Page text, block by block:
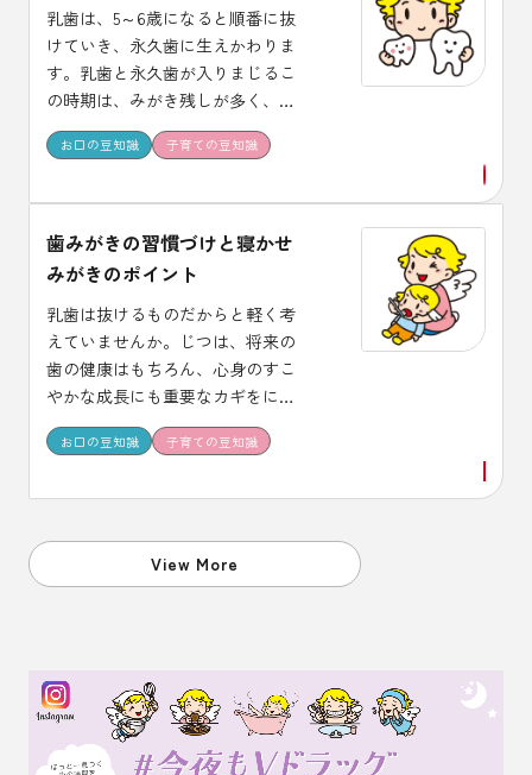
乳歯は、5～6歳になると順番に抜
けていき、永久歯に生えかわりま
す。乳歯と永久歯が入りまじるこ
の時期は、みがき残しが多く、ま
た、生えたての永久歯はむし歯に
なりやすいので、注意が必要で
にはどうしたらいいのでしょう
か。 生えかわり期の子どもを持つ
お母さんが、花王の研究員に取材
しました。
お口の豆知識 子育ての豆知識
歯みがきの習慣づけと寝かせ
みがきのポイント
乳歯は抜けるものだからと軽く考
えていませんか。じつは、将来の
歯の健康はもちろん、心身のすこ
やかな成長にも重要なカギをにぎ
っています。 大切な乳歯をむし歯
から守るには、どんな点に気をつ
の子どもをもつお母さんの疑問に
お口の豆知識 子育ての豆知識
View More